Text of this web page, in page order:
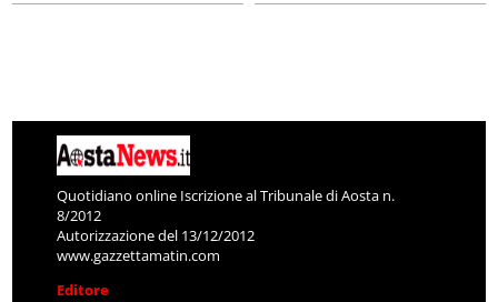
Quotidiano online Iscrizione al Tribunale di Aosta n.
8/2012
Autorizzazione del 13/12/2012
www.gazzettamatin.com
Editore